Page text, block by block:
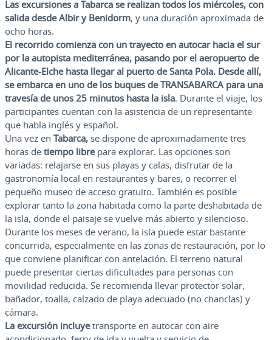
Las excursiones a Tabarca se realizan todos los miércoles, con
salida desde Albir y Benidorm, y una duración aproximada de
ocho horas.
El recorrido comienza con un trayecto en autocar hacia el sur
por la autopista mediterránea, pasando por el aeropuerto de
Alicante-Elche hasta llegar al puerto de Santa Pola. Desde allí,
se embarca en uno de los buques de TRANSABARCA para una
travesía de unos 25 minutos hasta la isla. Durante el viaje, los
participantes cuentan con la asistencia de un representante
que habla inglés y español.
Una vez en Tabarca, se dispone de aproximadamente tres
horas de tiempo librepara explorar. Las opciones son
variadas: relajarse en sus playas y calas, disfrutar de la
gastronomía local en restaurantes y bares, o recorrer el
pequeño museo de acceso gratuito. También es posible
explorar tanto la zona habitada como la parte deshabitada de
la isla, donde el paisaje se vuelve más abierto y silencioso.
Durante los meses de verano, la isla puede estar bastante
concurrida, especialmente en las zonas de restauración, por lo
que conviene planificar con antelación. El terreno natural
puede presentar ciertas dificultades para personas con
movilidad reducida. Se recomienda llevar protector solar,
bañador, toalla, calzado de playa adecuado (no chanclas) y
cámara.
La excursión incluyetransporte en autocar con aire